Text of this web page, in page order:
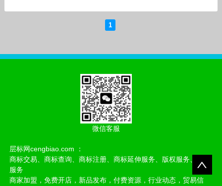
1
微信客服
层标网cengbiao.com ：
商标交易、商标查询、商标注册、商标延伸服务、版权服务、存证
服务
商家加盟，免费开店，新品发布，付费资源，行业动态，贸易信